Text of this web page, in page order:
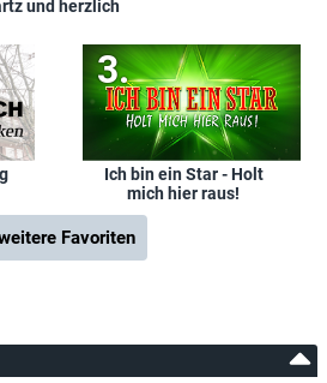
und herzlich
Ich bin ein Star - Holt
mich hier raus!
Favoriten